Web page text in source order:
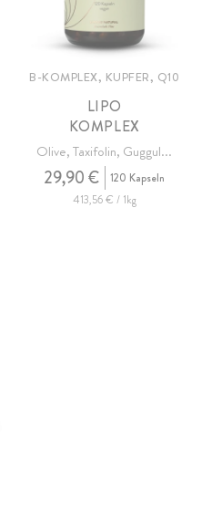
B-KOMPLEX, KUPFER, Q10
LIPO
KOMPLEX
Olive, Taxifolin, Guggul...
29,90 €
120 Kapseln
413,56 € / 1kg